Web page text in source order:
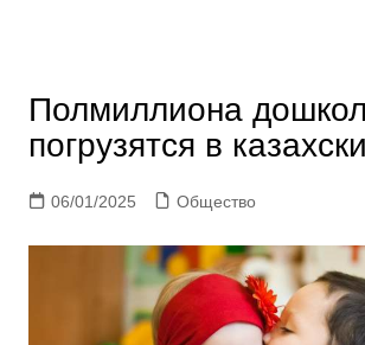
Полмиллиона
погрузятся в
06/01/2025 Общество